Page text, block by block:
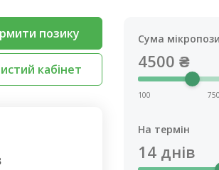
позику
кабінет
Сума
4500 ₴
100
На термін
14 днів